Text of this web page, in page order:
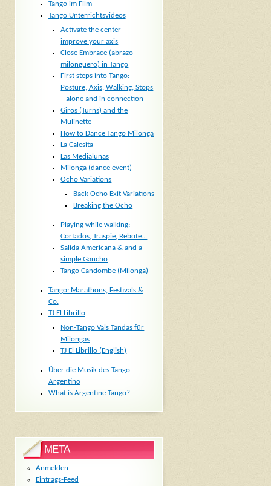
Tango im Film
Tango Unterrichtsvideos
Activate the center –
improve your axis
Close Embrace (abrazo
milonguero) in Tango
First steps into Tango:
Posture, Axis, Walking, Stops
– alone and in connection
Giros (Turns) and the
Mulinette
How to Dance Tango Milonga
La Calesita
Las Medialunas
Milonga (dance event)
Ocho Variations
Back Ocho Exit Variations
Breaking the Ocho
Playing while walking:
Cortados, Traspie, Rebote…
Salida Americana & and a
simple Gancho
Tango Candombe (Milonga)
Tango: Marathons, Festivals &
Co.
TJ El Librillo
Non-Tango Vals Tandas für
Milongas
TJ El Librillo (English)
Über die Musik des Tango
Argentino
What is Argentine Tango?
META
Anmelden
Eintrags-Feed